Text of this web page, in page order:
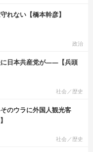
れない【橋本幹彦】
政治
に日本共産党が――【兵頭
社会／歴史
のウラに外国人観光客
社会／歴史